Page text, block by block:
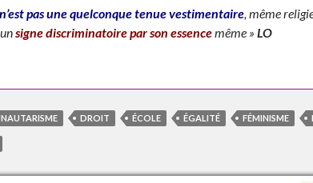
pas une quelconque tenue vestimentaire, même
signe discriminatoire par son essencemême » LO
DROIT ÉCOLE ÉGALITÉ FÉMINISME